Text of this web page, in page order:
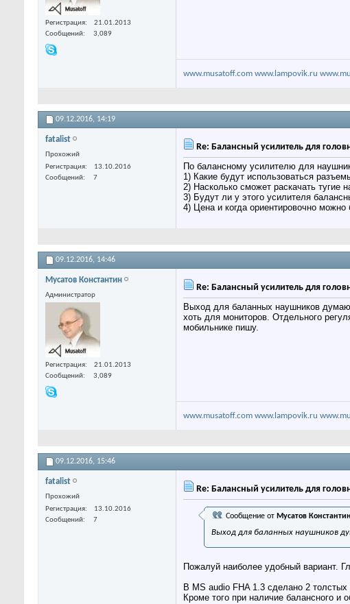
Регистрация
21.01.2013
Сообщений
3,089
www.musatoff.com www.lampovik.ru
09.12.2016, 14:19
fatalist
Прохожий
Регистрация
13.10.2016
Сообщений
7
Re: Балансный усилитель для
По балансному усилителю для
1) Какие будут использоваться
2) Насколько сможет раскачать тугие
3) Будут ли у этого усилителя
4) Цена и когда ориентировочно можно
09.12.2016, 14:46
Мусатов Константин
Администратор
Регистрация
21.01.2013
Сообщений
3,089
Re: Балансный усилитель для
Выход для баланных наушников думаю
хоть для мониторов. Отдельного
мобильнике пишу.
www.musatoff.com www.lampovik.ru
09.12.2016, 15:46
fatalist
Прохожий
Регистрация
13.10.2016
Сообщений
7
Re: Балансный усилитель для
Сообщение от Мусатов Константин
Выход для баланных наушников
Пожалуй наиболее удобный вариант.
В MS audio FHA 1.3 сделано 2
Кроме того при наличие балансного и